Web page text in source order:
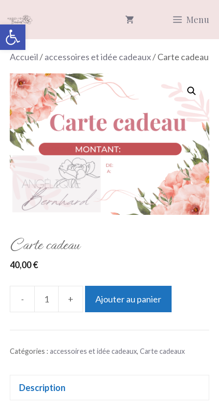
Ouvrir la barre d’outils
au
contenu
Menu
Accueil/accessoires et idée cadeaux/ Carte cadeau
Carte cadeau
40,00€
-
quantité
cadeau
+ Ajouter au panier
Catégories : accessoires et idée cadeaux, Carte cadeaux
Description